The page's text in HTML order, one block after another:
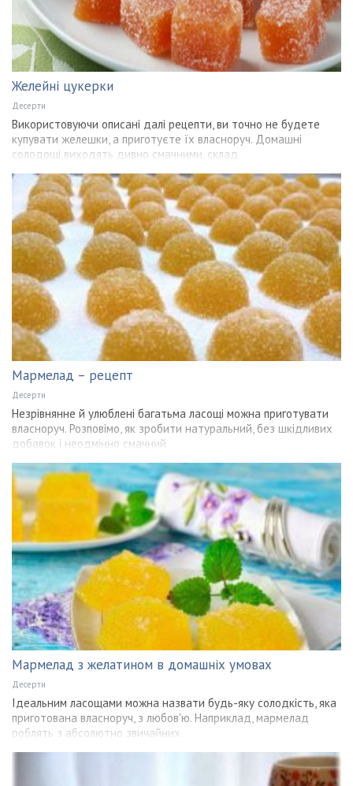
Желейні цукерки
Десерти
Використовуючи описані далі рецепти, ви точно не будете
купувати желешки, а приготуєте їх власноруч. Домашні
солодощі виходять дивно смачними, склад
Мармелад – рецепт
Десерти
Незрівнянне й улюблені багатьма ласощі можна приготувати
власноруч. Розповімо, як зробити натуральний, без шкідливих
добавок і неодмінно смачний
Мармелад з желатином в домашніх умовах
Десерти
Ідеальним ласощами можна назвати будь-яку солодкість, яка
приготована власноруч, з любов'ю. Наприклад, мармелад
роблять з абсолютно звичайних